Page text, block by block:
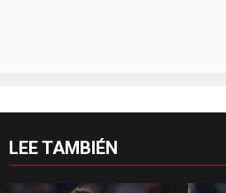
LEE TAMBIÉN